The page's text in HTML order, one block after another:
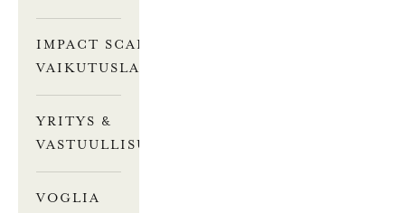
IMPACT SCALE –
VAIKUTUSLASKURI
YRITYS &
VASTUULLISUUS
VOGLIA